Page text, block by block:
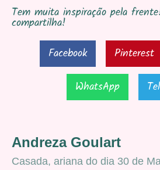
Tem muita inspiração pela
compartilha!
Facebook
Pinterest
WhatsApp
Andreza Goulart
Casada, ariana do dia 30 de